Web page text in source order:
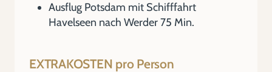
Ausflug Potsdam mit Schifffahrt
Havelseen nach Werder 75 Min.
EXTRAKOSTEN pro Person